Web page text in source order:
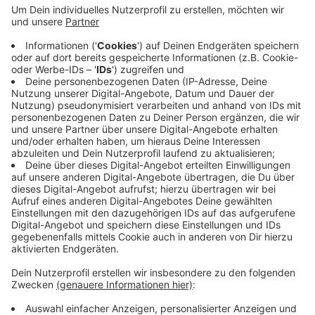
Die Route musste zuletzt wegen mehrerer Baustellen
dichtgemacht werden. Rund um die Ratinger
Dumeklemmerhalle hatten Arbeiten an
Wärmeleitungen und Neubauprojekte für
Einschränkungen gesorgt. Auch die Kreuzung
Bechemer Straße Ecke Europaring wurde umgestaltet.
Sie soll jetzt für Radfahrer sicherer sein, schreibt die
Stadt.
Anzeige